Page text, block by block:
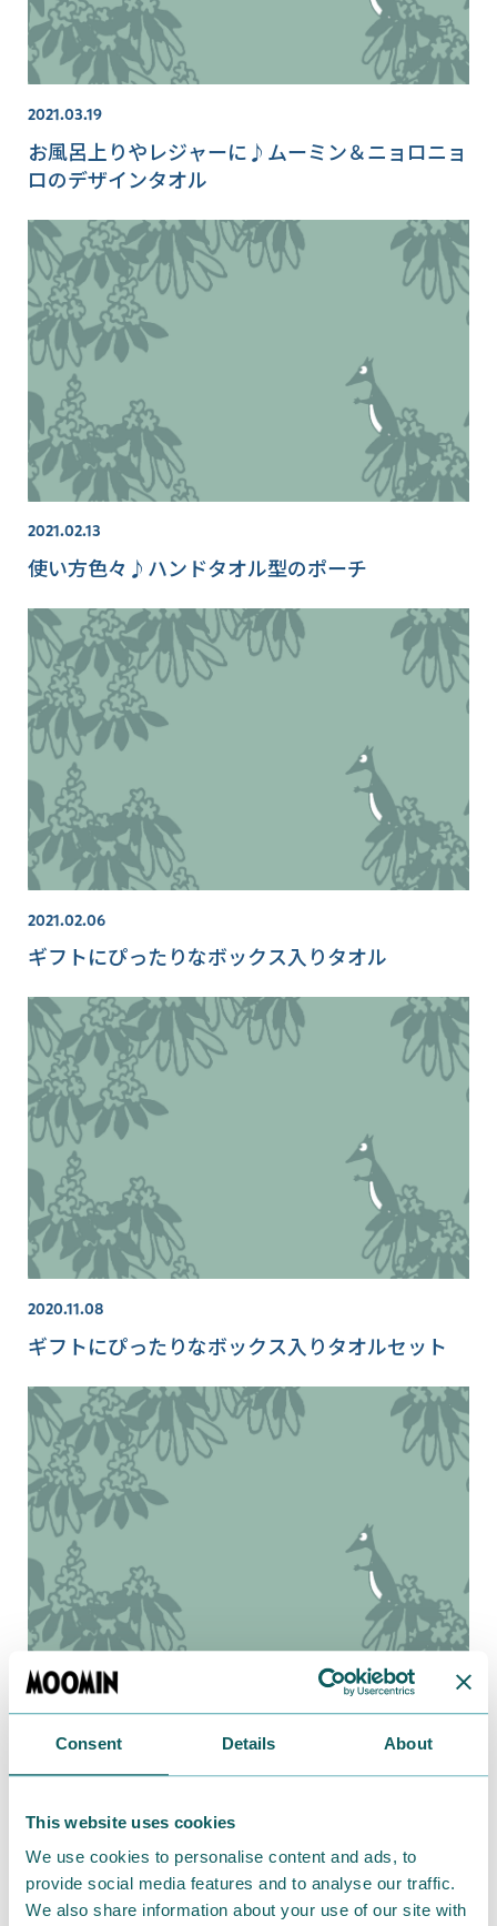
Consent Details About
This website uses cookies
We use cookies to personalise content and ads, to
provide social media features and to analyse our traffic.
We also share information about your use of our site with
2021.03.19
お風呂上りやレジャーに♪ムーミン＆ニョロニョ
ロのデザインタオル
2021.02.13
使い方色々♪ハンドタオル型のポーチ
2021.02.06
ギフトにぴったりなボックス入りタオル
2020.11.08
ギフトにぴったりなボックス入りタオルセット
2020.10.11
さりげなく使える♪アイコンデザインのミニタオ